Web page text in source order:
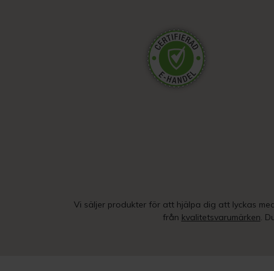
Vi säljer produkter för att hjälpa dig att lyckas
från kvalitetsvarumärken.